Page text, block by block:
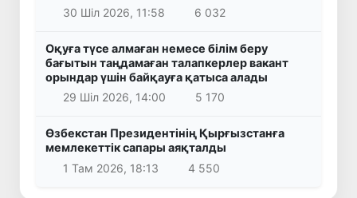
30 Шіл 2026, 11:58
6 032
Оқуға түсе алмаған немесе білім беру
бағытын таңдамаған талапкерлер вакант
орындар үшін байқауға қатыса алады
29 Шіл 2026, 14:00
5 170
Өзбекстан Президентінің Қырғызстанға
мемлекеттік сапары аяқталды
1 Там 2026, 18:13
4 550